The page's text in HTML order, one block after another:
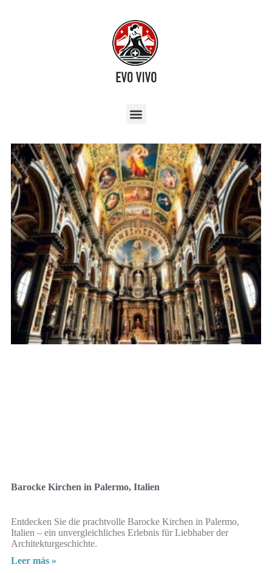
Barocke Kirchen in Palermo, Italien
Entdecken Sie die prachtvolle Barocke Kirchen in Palermo,
Italien – ein unvergleichliches Erlebnis für Liebhaber der
Architekturgeschichte.
Leer más »